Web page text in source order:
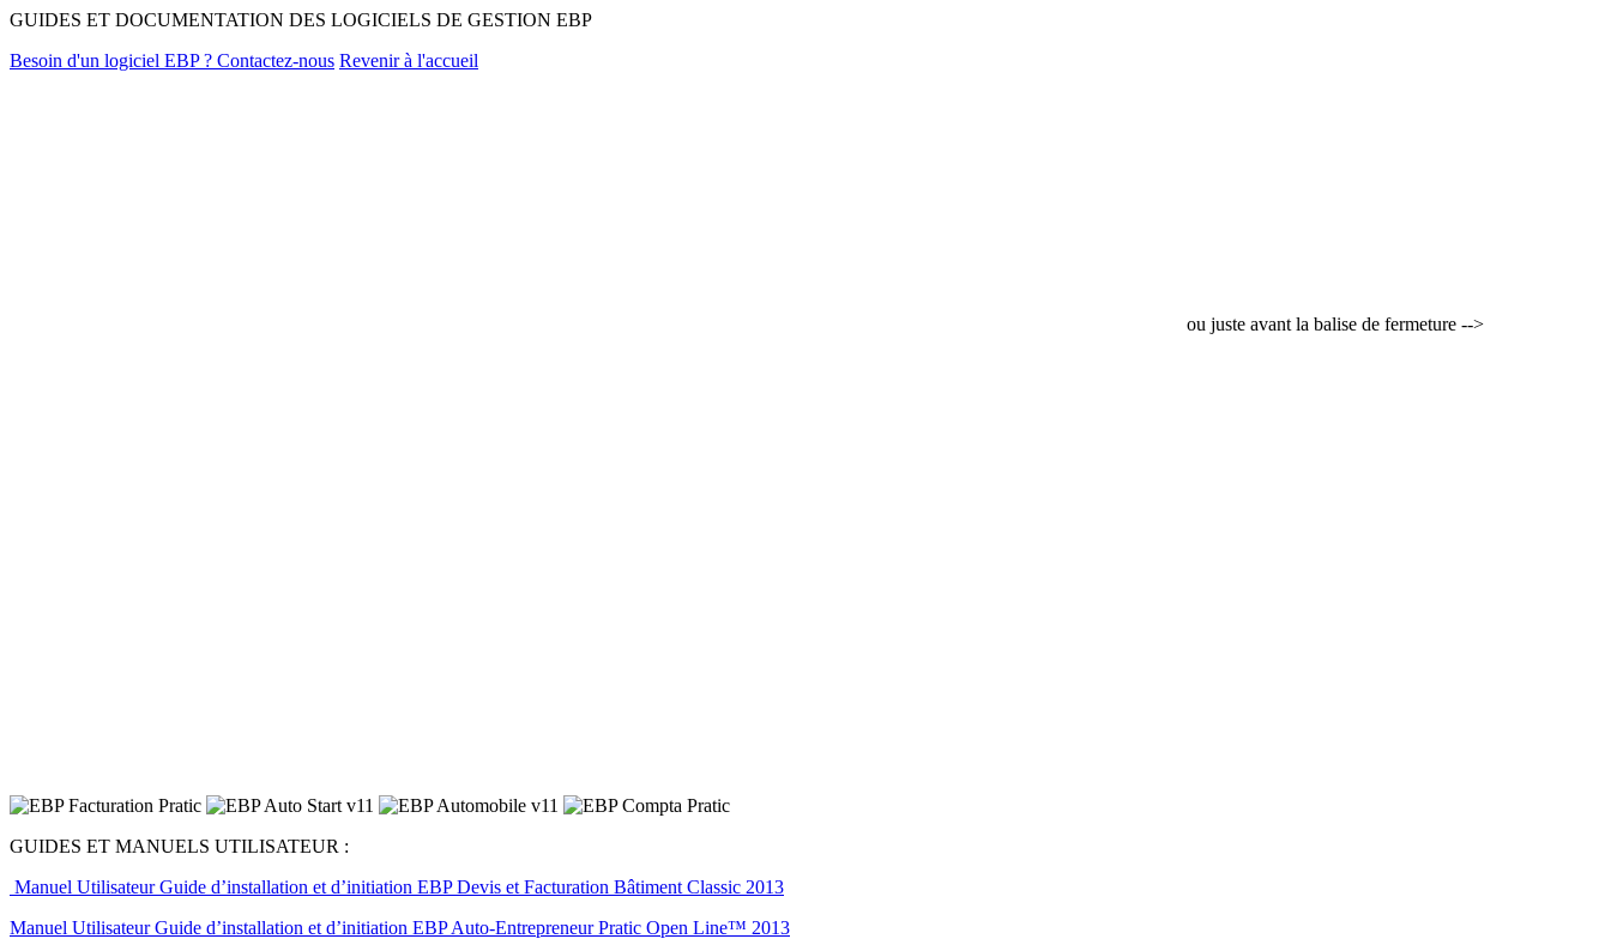
GUIDES ET DOCUMENTATION DES LOGICIELS DE GESTION EBP
Besoin d'un logiciel EBP ? Contactez-nous Revenir à l'accueil
ou juste avant la balise de fermeture -->
GUIDES ET MANUELS UTILISATEUR :
Manuel Utilisateur Guide d’installation et d’initiation EBP Devis et Facturation Bâtiment Classic 2013
Manuel Utilisateur Guide d’installation et d’initiation EBP Auto-Entrepreneur Pratic Open Line™ 2013